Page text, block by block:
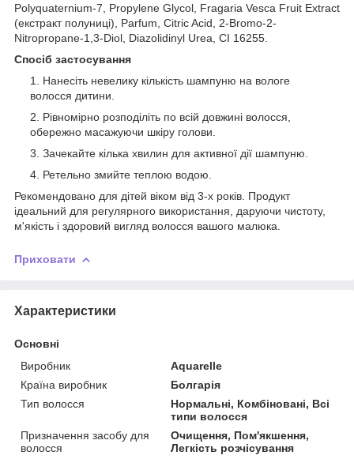
Polyquaternium-7, Propylene Glycol, Fragaria Vesca Fruit Extract
(екстракт полуниці), Parfum, Citric Acid, 2-Bromo-2-
Nitropropane-1,3-Diol, Diazolidinyl Urea, CI 16255.
Спосіб застосування
Нанесіть невелику кількість шампуню на вологе
волосся дитини.
Рівномірно розподіліть по всій довжині волосся,
обережно масажуючи шкіру голови.
Зачекайте кілька хвилин для активної дії шампуню.
Ретельно змийте теплою водою.
Рекомендовано для дітей віком від 3-х років. Продукт
ідеальний для регулярного використання, даруючи чистоту,
м'якість і здоровий вигляд волосся вашого малюка.
Приховати
Характеристики
Основні
Виробник
Aquarelle
Країна виробник
Болгарія
Тип волосся
Нормальні, Комбіновані, Всі
типи волосся
Призначення засобу для
волосся
Очищення, Пом'якшення,
Легкість розчісування